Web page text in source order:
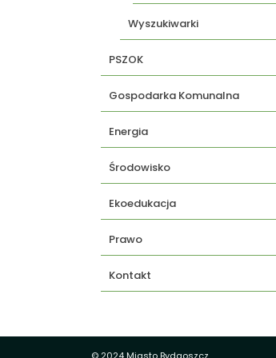
Wyszukiwarki
PSZOK
Gospodarka Komunalna
Energia
Środowisko
Ekoedukacja
Prawo
Kontakt